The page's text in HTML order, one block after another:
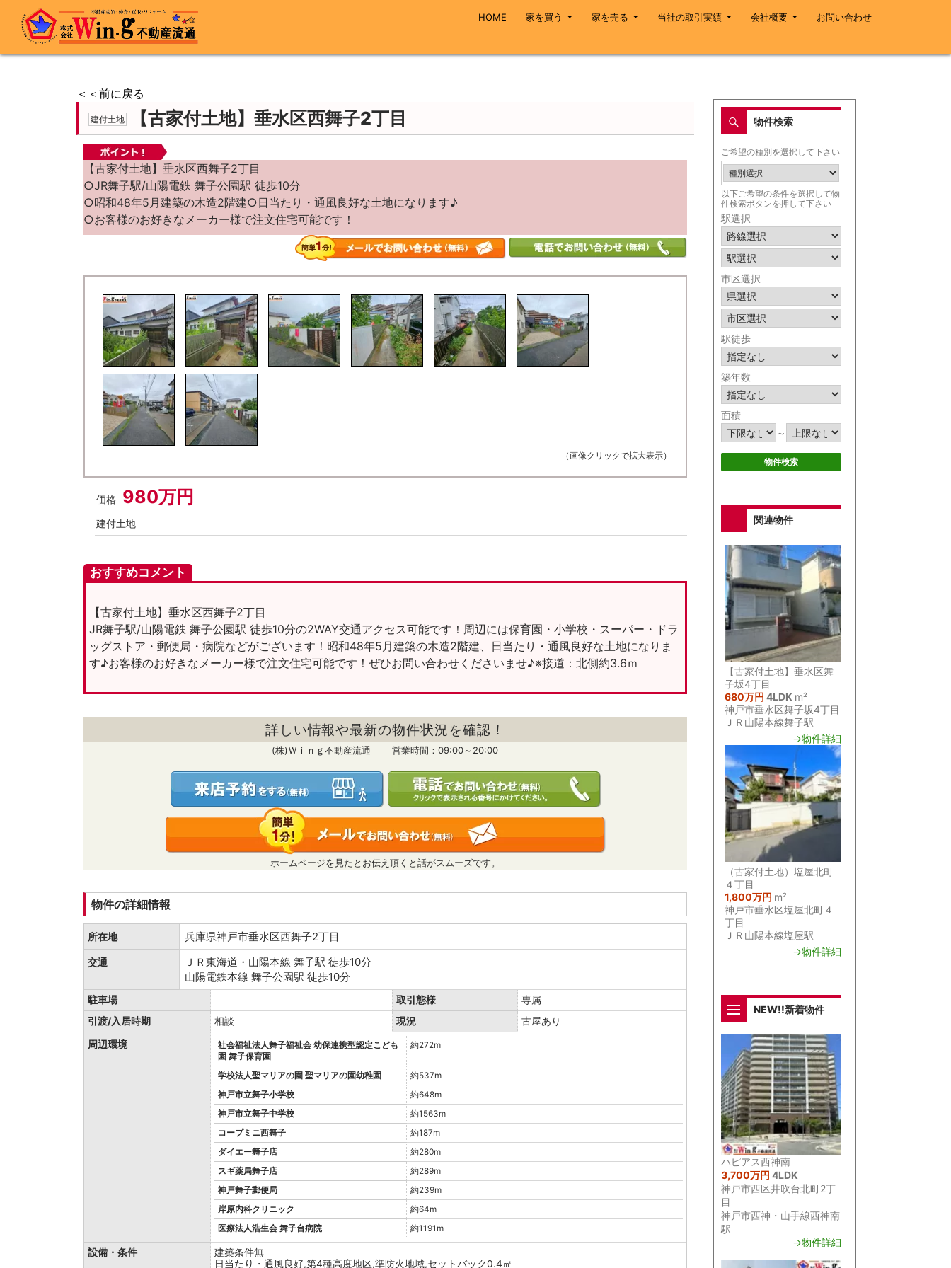
HOME
家を買う 家を売る 当社の取引実績 会社概要 お問い合わせ
＜＜前に戻る
建付土地 【古家付土地】垂水区西舞子2丁目
【古家付土地】垂水区西舞子2丁目
○JR舞子駅/山陽電鉄 舞子公園駅 徒歩10分
○昭和48年5月建築の木造2階建○日当たり・通風良好な土地になります♪
○お客様のお好きなメーカー様で注文住宅可能です！
（画像クリックで拡大表示）
価格 980万円
建付土地
おすすめコメント
【古家付土地】垂水区西舞子2丁目
JR舞子駅/山陽電鉄 舞子公園駅 徒歩10分の2WAY交通アクセス可能です！周辺には保育園・小学校・スーパー・ドラ
ッグストア・郵便局・病院などがございます！昭和48年5月建築の木造2階建、日当たり・通風良好な土地になりま
す♪お客様のお好きなメーカー様で注文住宅可能です！ぜひお問い合わせくださいませ♪※接道：北側約3.6ｍ
詳しい情報や最新の物件状況を確認！
(株)Ｗｉｎｇ不動産流通 営業時間：09:00～20:00
ホームページを見たとお伝え頂くと話がスムーズです。
物件の詳細情報
所在地 兵庫県神戸市垂水区西舞子2丁目
交通
ＪＲ東海道・山陽本線 舞子駅 徒歩10分
山陽電鉄本線 舞子公園駅 徒歩10分
駐車場 取引態様
専属
引渡/入居時期
相談 現況 古屋あり
周辺環境
社会福祉法人舞子福祉会 幼保連携型認定こども
園 舞子保育園
約272m
学校法人聖マリアの園 聖マリアの園幼稚園
約537m
神戸市立舞子小学校
約648m
神戸市立舞子中学校
約1563m
コープミニ西舞子
約187m
ダイエー舞子店
約280m
スギ薬局舞子店
約289m
神戸舞子郵便局
約239m
岸原内科クリニック
約64m
医療法人浩生会 舞子台病院
約1191m
設備・条件
建築条件無
日当たり・通風良好,第4種高度地区,準防火地域,セットバック0.4㎡
物件検索
ご希望の種別を選択して下さい
以下ご希望の条件を選択して物
件検索ボタンを押して下さい
駅選択
市区選択
駅徒歩
築年数
面積
～
関連物件
【古家付土地】垂水区舞
子坂4丁目
680万円4LDK m²
神戸市垂水区舞子坂4丁目
ＪＲ山陽本線舞子駅
→物件詳細
（古家付土地）塩屋北町
４丁目
1,800万円 m²
神戸市垂水区塩屋北町４
丁目
ＪＲ山陽本線塩屋駅
→物件詳細
NEW!!新着物件
ハピアス西神南
3,700万円4LDK
神戸市西区井吹台北町2丁
目
神戸市西神・山手線西神南
駅
→物件詳細